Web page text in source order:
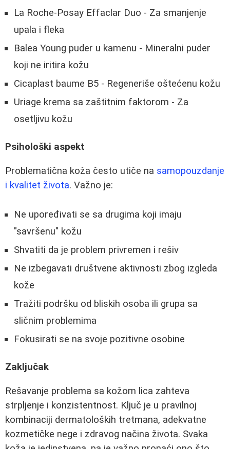
La Roche-Posay Effaclar Duo - Za smanjenje
upala i fleka
Balea Young puder u kamenu - Mineralni puder
koji ne iritira kožu
Cicaplast baume B5 - Regeneriše oštećenu kožu
Uriage krema sa zaštitnim faktorom - Za
osetljivu kožu
Psihološki aspekt
Problematična koža često utiče na samopouzdanje
i kvalitet života. Važno je:
Ne upoređivati se sa drugima koji imaju
"savršenu" kožu
Shvatiti da je problem privremen i rešiv
Ne izbegavati društvene aktivnosti zbog izgleda
kože
Tražiti podršku od bliskih osoba ili grupa sa
sličnim problemima
Fokusirati se na svoje pozitivne osobine
Zaključak
Rešavanje problema sa kožom lica zahteva
strpljenje i konzistentnost. Ključ je u pravilnoj
kombinaciji dermatoloških tretmana, adekvatne
kozmetičke nege i zdravog načina života. Svaka